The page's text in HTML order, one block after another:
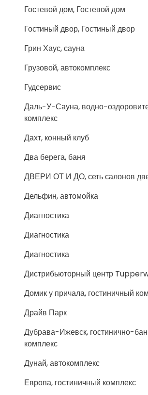
Гостевой дом, Гостевой дом
Гостиный двор, Гостиный двор
Грин Хаус, сауна
Грузовой, автокомплекс
Гудсервис
Даль-У-Сауна, водно-
комплекс
Дахт, конный клуб
Два берега, баня
ДВЕРИ ОТ И ДО, сеть салонов
Дельфин, автомойка
Диагностика
Диагностика
Диагностика
Дистрибьюторный центр
Домик у причала, гостиничный
Драйв Парк
Дубрава-Ижевск, гостинично-
комплекс
Дунай, автокомплекс
Европа, гостиничный комплекс